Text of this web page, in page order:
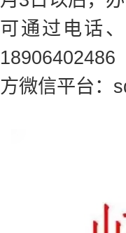
可通过电话
18906402486
方微信平台：